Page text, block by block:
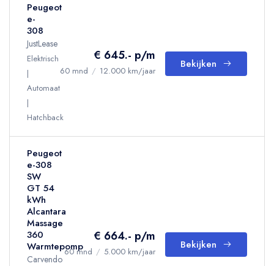
Peugeot
e-
308
JustLease
Elektrisch
Automaat
Hatchback
€ 645.- p/m
60 mnd / 12.000 km/jaar
Bekijken
Peugeot
e-308
SW
GT 54
kWh
Alcantara
Massage
360
Warmtepomp
Carvendo
€ 664.- p/m
60 mnd / 5.000 km/jaar
Bekijken